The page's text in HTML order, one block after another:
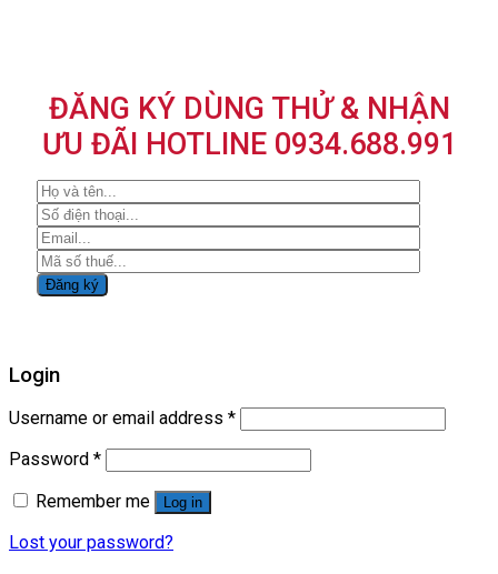
ĐĂNG KÝ DÙNG THỬ & NHẬN
ƯU ĐÃI HOTLINE 0934.688.991
Login
Username or email address *
Password *
Remember me
Log in
Lost your password?